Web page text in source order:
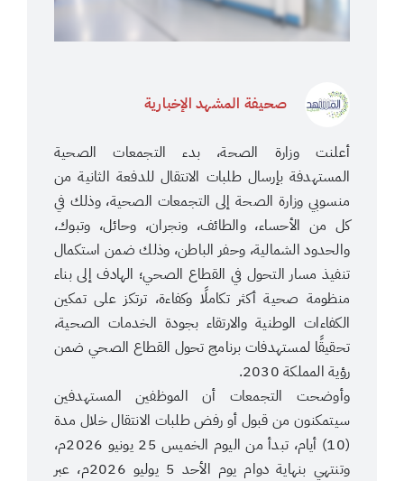
صحيفة المشهد الإخبارية
أعلنت وزارة الصحة، بدء التجمعات الصحية
المستهدفة بإرسال طلبات الانتقال للدفعة الثانية من
منسوبي وزارة الصحة إلى التجمعات الصحية، وذلك في
كل من الأحساء، والطائف، ونجران، وحائل، وتبوك،
والحدود الشمالية، وحفر الباطن، وذلك ضمن استكمال
تنفيذ مسار التحول في القطاع الصحي؛ الهادف إلى بناء
منظومة صحية أكثر تكاملًا وكفاءة، ترتكز على تمكين
الكفاءات الوطنية والارتقاء بجودة الخدمات الصحية،
تحقيقًا لمستهدفات برنامج تحول القطاع الصحي ضمن
رؤية المملكة 2030.
وأوضحت التجمعات أن الموظفين المستهدفين
سيتمكنون من قبول أو رفض طلبات الانتقال خلال مدة
(10) أيام، تبدأ من اليوم الخميس 25 يونيو 2026م،
وتنتهي بنهاية دوام يوم الأحد 5 يوليو 2026م، عبر